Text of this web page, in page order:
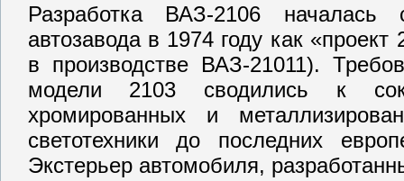
Разработка ВАЗ-2106 началась
автозавода в 1974 году как
в производстве ВАЗ-21011).
модели 2103 сводились к
хромированных и
светотехники до последних
Экстерьер автомобиля,